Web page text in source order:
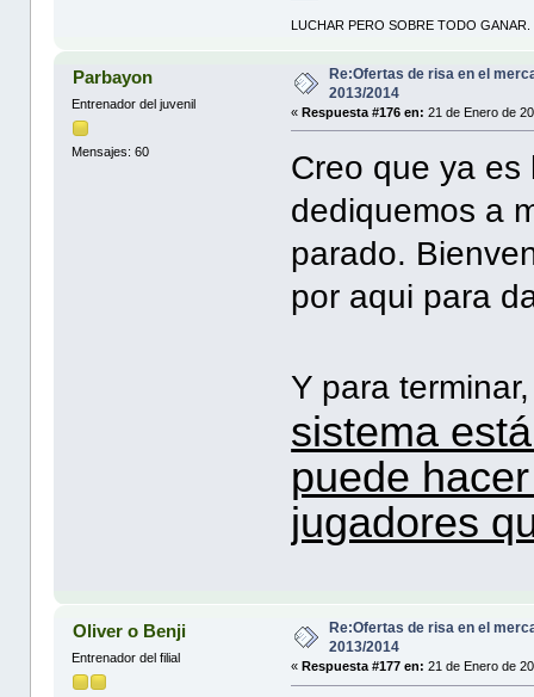
LUCHAR PERO SOBRE TODO GANAR.
Parbayon
Entrenador del juvenil
Mensajes: 60
Re:Ofertas de risa en el
2013/2014
«Respuesta #176 en: 21 de Enero de
Creo que ya
dediquemos a
parado.
por aqui para
Y para
sistema
puede
jugadores
Oliver o Benji
Entrenador del filial
Re:Ofertas de risa en el
2013/2014
«Respuesta #177 en: 21 de Enero de